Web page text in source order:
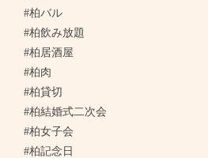
#柏バル
#柏飲み放題
#柏居酒屋
#柏肉
#柏貸切
#柏結婚式二次会
#柏女子会
#柏記念日
こんばんは、WARM | 【肉&イタリ
Dining ＷARMTH（ウォームス） 柏
千葉県柏市柏２-７-１０ ２Ｆ
https://warmth.owst.jp/blogs/3436128